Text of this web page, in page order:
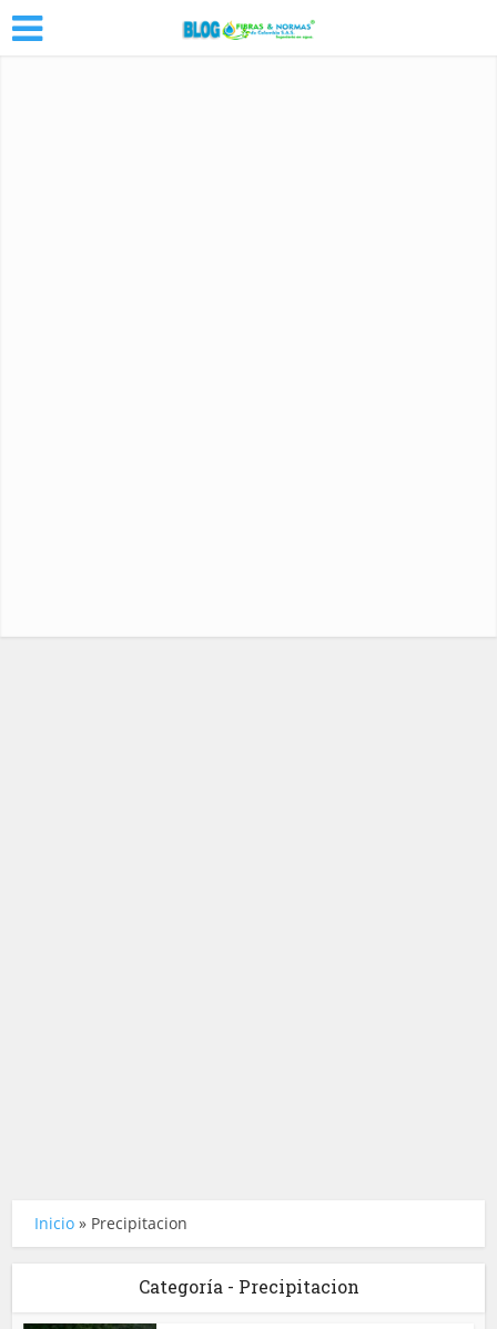
Inicio » Precipitacion
Categoría - Precipitacion